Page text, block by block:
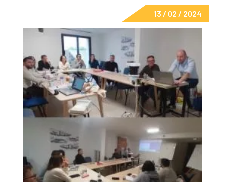
13 / 02 / 2024